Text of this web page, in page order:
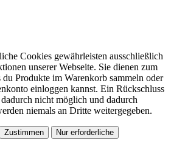
Cookies gewährleisten ausschließlich
unserer Webseite. Sie dienen zum
du Produkte im Warenkorb sammeln oder
einloggen kannst. Ein Rückschluss
nicht möglich und dadurch
niemals an Dritte weitergegeben.
Zustimmen Nur erforderliche